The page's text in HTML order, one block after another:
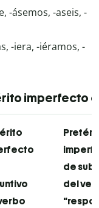
-ásemos, -aseis, -
-iera, -iéramos, -
imperfecto
de
del